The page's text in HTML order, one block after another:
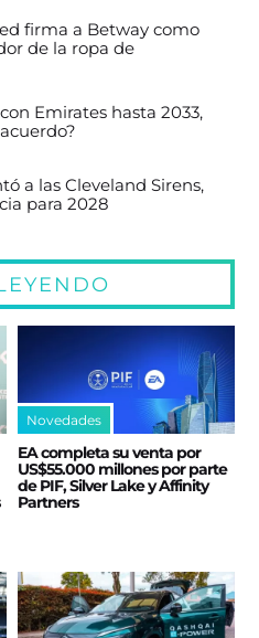
firma a Betway como
de la ropa de
Emirates hasta 2033,
a las Cleveland Sirens,
para 2028
Novedades
EA completa su venta por
US$55.000 millones por parte
de PIF, Silver Lake y Affinity
Partners